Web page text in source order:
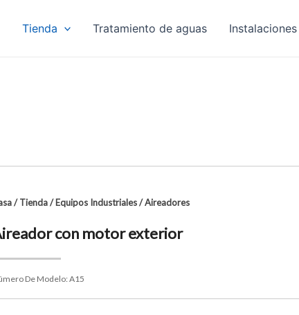
Tienda Tratamiento de aguas Instalaciones
/Tienda/Equipos Industriales/Aireadores
con motor exterior
De Modelo: A15